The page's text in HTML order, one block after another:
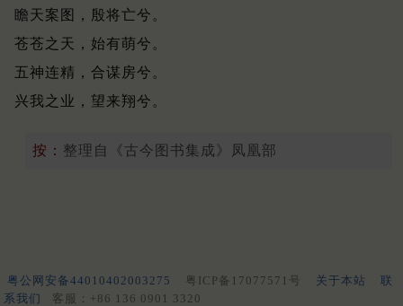
瞻天案图，殷将亡兮。
苍苍之天，始有萌兮。
五神连精，合谋房兮。
兴我之业，望来翔兮。
按： 整理自《古今图书集成》凤凰部
粤公网安备44010402003275 粤ICP备17077571号 关于本站
联
系我们
客服：+86 136 0901 3320